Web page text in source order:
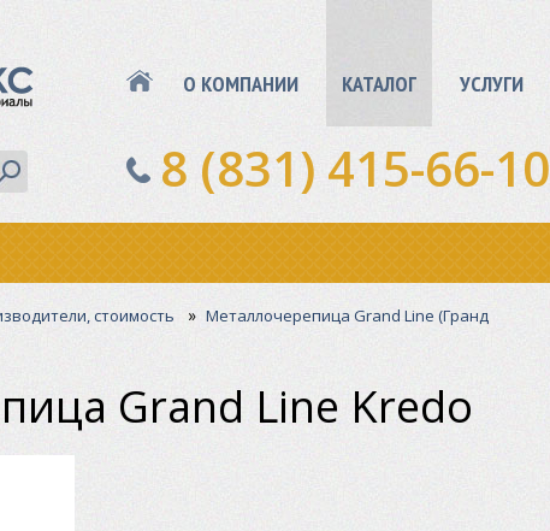
О КОМПАНИИ КАТАЛОГ УСЛУГИ
8 (831) 415-66-10
стоимость » Металлочерепица Grand Line (Гранд
Grand Line Kredo